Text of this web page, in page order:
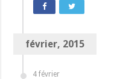
février, 2015
4 février